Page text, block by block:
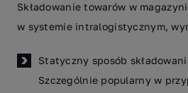
Składowanie towarów w
w systemie intralogistycznym,
Statyczny sposób
Szczególnie popularny w